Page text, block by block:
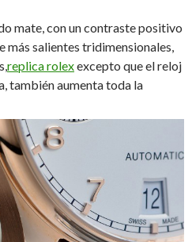
mate, con un contraste positivo
más salientes tridimensionales,
replica rolexexcepto que el reloj
también aumenta toda la